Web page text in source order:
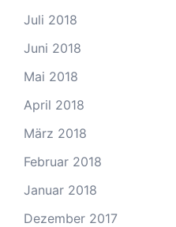
Juli 2018
Juni 2018
Mai 2018
April 2018
März 2018
Februar 2018
Januar 2018
Dezember 2017